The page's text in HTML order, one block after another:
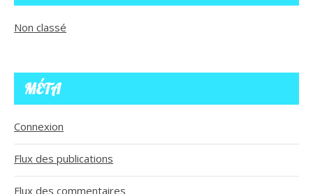
Non classé
MÉTA
Connexion
Flux des publications
Flux des commentaires